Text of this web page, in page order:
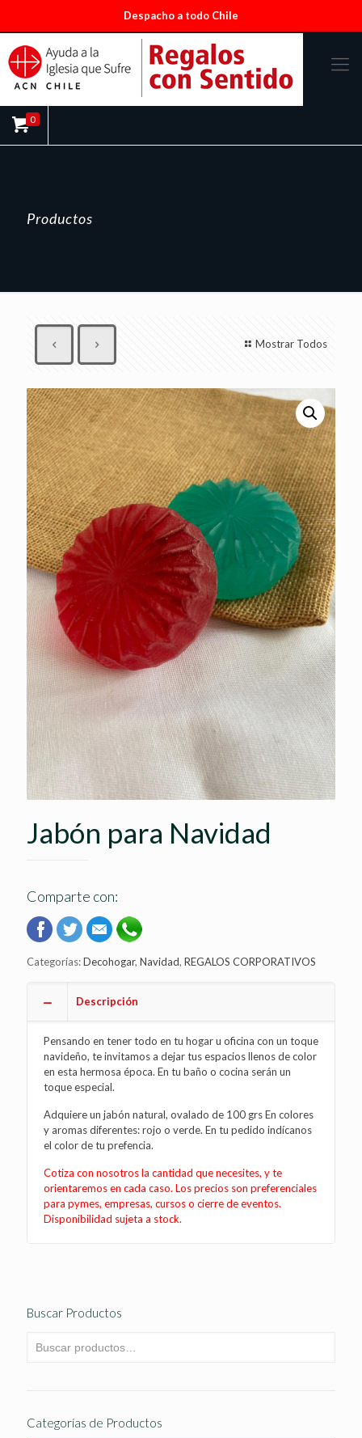
Despacho a todo Chile
0
Productos
Mostrar Todos
Jabón para Navidad
Comparte con:
Categorías:Decohogar, Navidad, REGALOS CORPORATIVOS
Descripción
Pensando en tener todo en tu hogar u oficina con un toque
navideño, te invitamos a dejar tus espacios llenos de color
en esta hermosa época. En tu baño o cocina serán un
toque especial.
Adquiere un jabón natural, ovalado de 100 grs En colores
y aromas diferentes: rojo o verde. En tu pedido indícanos
el color de tu prefencia.
Cotiza con nosotros la cantidad que necesites, y te
orientaremos en cada caso. Los precios son preferenciales
para pymes, empresas, cursos o cierre de eventos.
Disponibilidad sujeta a stock.
Buscar Productos
Categorías de Productos